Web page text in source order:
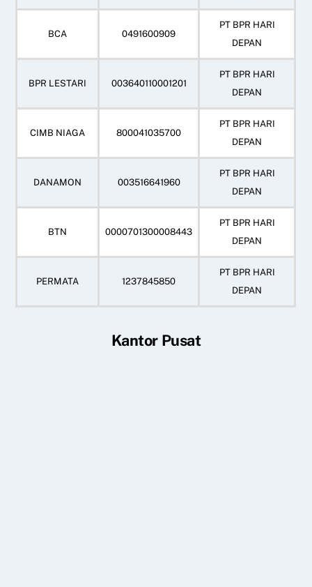
BCA 0491600909
PT BPR HARI
DEPAN
BPR LESTARI 003640110001201
PT BPR HARI
DEPAN
CIMB NIAGA 800041035700
PT BPR HARI
DEPAN
DANAMON 003516641960
PT BPR HARI
DEPAN
BTN 0000701300008443
PT BPR HARI
DEPAN
PERMATA 1237845850
PT BPR HARI
DEPAN
Kantor Pusat